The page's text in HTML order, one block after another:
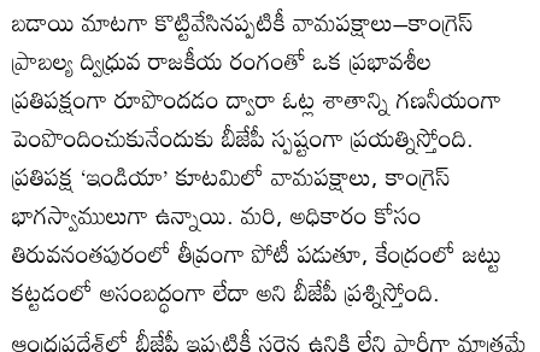
బడాయి మాటగా కొట్టివేసినప్పటికీ వామపక్షాలు–కాంగ్రెస్
ప్రాబల్య ద్విధ్రువ రాజకీయ రంగంతో ఒక ప్రభావశీల
ప్రతిపక్షంగా రూపొందడం ద్వారా ఓట్ల శాతాన్ని గణనీయంగా
పెంపొందించుకునేందుకు బీజేపీ స్పష్టంగా ప్రయత్నిస్తోంది.
ప్రతిపక్ష ‘ఇండియా’ కూటమిలో వామపక్షాలు, కాంగ్రెస్
భాగస్వాములుగా ఉన్నాయి. మరి, అధికారం కోసం
తిరువనంతపురంలో తీవ్రంగా పోటీ పడుతూ, కేంద్రంలో జట్టు
కట్టడంలో అసంబద్ధంగా లేదా అని బీజేపీ ప్రశ్నిస్తోంది.
ఆంధ్రప్రదేశ్‌లో బీజేపీ ఇప్పటికీ సరైన ఉనికి లేని పార్టీగా మాత్రమే